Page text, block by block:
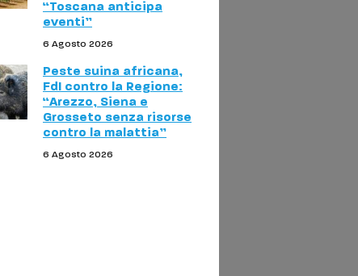
“Toscana anticipa
eventi”
6 Agosto 2026
Peste suina africana,
FdI contro la Regione:
“Arezzo, Siena e
Grosseto senza risorse
contro la malattia”
6 Agosto 2026